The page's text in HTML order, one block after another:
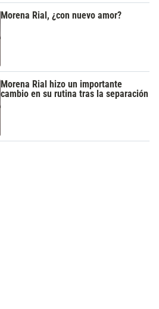
Morena Rial, ¿con nuevo amor?
Morena Rial hizo un importante
cambio en su rutina tras la separación